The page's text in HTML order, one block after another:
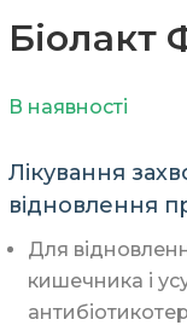
Біолакт
В наявності
Лікування
відновлення
Для
кишечника і